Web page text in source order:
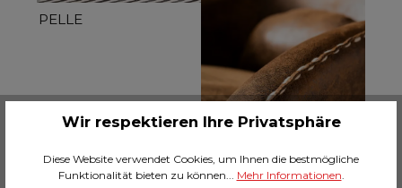
PELLE
Wir respektieren Ihre Privatsphäre
Diese Website verwendet Cookies, um Ihnen die bestmögliche
Funktionalität bieten zu können... Mehr Informationen